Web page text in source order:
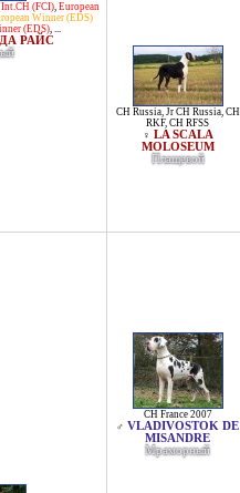
Int.CH (FCI), European
Winner (EDS)
(EDS), ...
РАЙС
CH Russia, Jr CH Russia, CH
RKF, CH RFSS
♀ LA SCALA
MOLOSEUM
Плащевой
CH France 2007
♂ VLADIVOSTOK DE
MISANDRE
Мраморный